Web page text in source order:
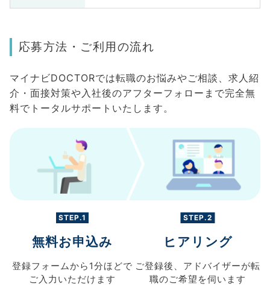
応募方法・ご利用の流れ
マイナビDOCTORでは転職のお悩みやご相談、求人紹
介・面接対策や入社後のアフターフォローまで完全無
料でトータルサポートいたします。
STEP.1
無料お申込み
登録フォームから 1分ほどで
ご入力 いただけます
STEP.2
ヒアリング
ご登録後、 アドバイザーが転
職のご希望を伺います